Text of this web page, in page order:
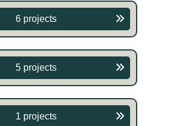
6 projects
5 projects
1 projects